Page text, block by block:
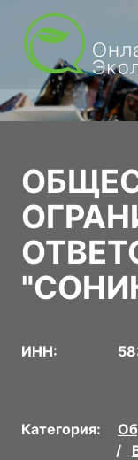
ИНН:
Категория: